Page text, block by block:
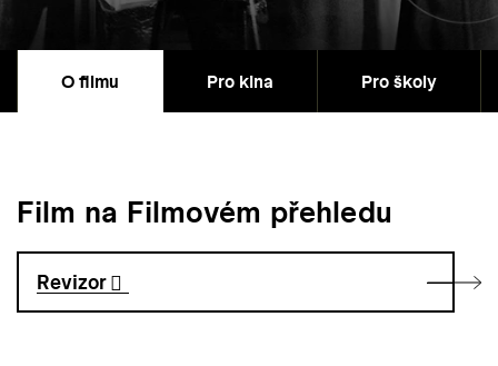
O filmu Pro kina Pro školy
Film na Filmovém přehledu
Revizor